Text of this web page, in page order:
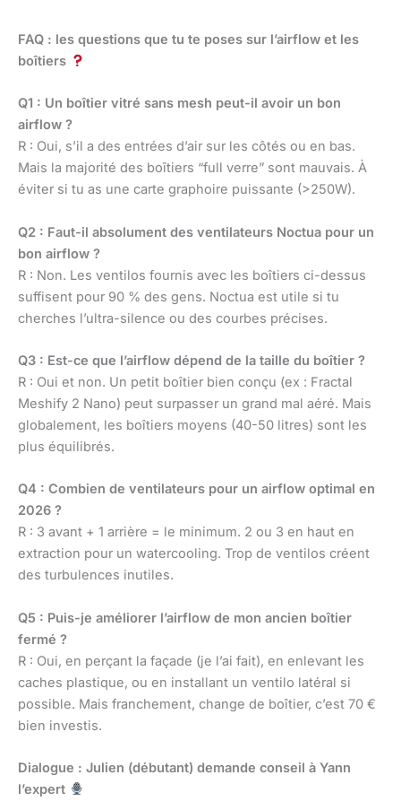
FAQ : les questions que tu te poses sur l’airflow et les
boîtiers
Q1 : Un boîtier vitré sans mesh peut-il avoir un bon
airflow ?
R : Oui, s’il a des entrées d’air sur les côtés ou en bas.
Mais la majorité des boîtiers “full verre” sont mauvais. À
éviter si tu as une carte graphoire puissante (>250W).
Q2 : Faut-il absolument des ventilateurs Noctua pour un
bon airflow ?
R : Non. Les ventilos fournis avec les boîtiers ci-dessus
suffisent pour 90 % des gens. Noctua est utile si tu
cherches l’ultra-silence ou des courbes précises.
Q3 : Est-ce que l’airflow dépend de la taille du boîtier ?
R : Oui et non. Un petit boîtier bien conçu (ex : Fractal
Meshify 2 Nano) peut surpasser un grand mal aéré. Mais
globalement, les boîtiers moyens (40-50 litres) sont les
plus équilibrés.
Q4 : Combien de ventilateurs pour un airflow optimal en
2026 ?
R : 3 avant + 1 arrière = le minimum. 2 ou 3 en haut en
extraction pour un watercooling. Trop de ventilos créent
des turbulences inutiles.
Q5 : Puis-je améliorer l’airflow de mon ancien boîtier
fermé ?
R : Oui, en perçant la façade (je l’ai fait), en enlevant les
caches plastique, ou en installant un ventilo latéral si
possible. Mais franchement, change de boîtier, c’est 70 €
bien investis.
Dialogue : Julien (débutant) demande conseil à Yann
l’expert